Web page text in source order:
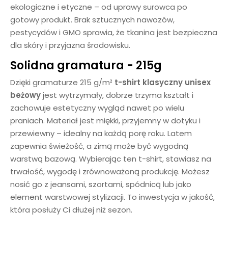
ekologiczne i etyczne – od uprawy surowca po
gotowy produkt. Brak sztucznych nawozów,
pestycydów i GMO sprawia, że tkanina jest bezpieczna
dla skóry i przyjazna środowisku.
Solidna gramatura - 215g
Dzięki gramaturze 215 g/m² t-shirt klasyczny unisex
beżowyjest wytrzymały, dobrze trzyma kształt i
zachowuje estetyczny wygląd nawet po wielu
praniach. Materiał jest miękki, przyjemny w dotyku i
przewiewny – idealny na każdą porę roku. Latem
zapewnia świeżość, a zimą może być wygodną
warstwą bazową. Wybierając ten t-shirt, stawiasz na
trwałość, wygodę i zrównoważoną produkcję. Możesz
nosić go z jeansami, szortami, spódnicą lub jako
element warstwowej stylizacji. To inwestycja w jakość,
która posłuży Ci dłużej niż sezon.